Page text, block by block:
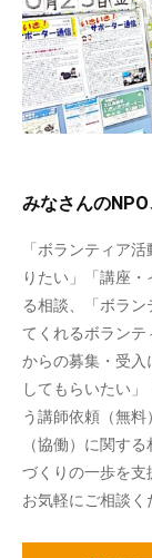
みなさんの
「ボランティア
りたい」「講座
る相談、「ボラ
てくれるボラン
からの募集・受
してもらいたい
う講師依頼（無
（協働）に関す
づくりの一歩を支
お気軽にご相談く